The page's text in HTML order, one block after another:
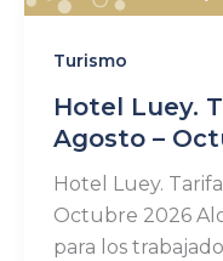
Turismo
Hotel Luey.
Agosto –
Hotel Luey.
Octubre 2026
para los